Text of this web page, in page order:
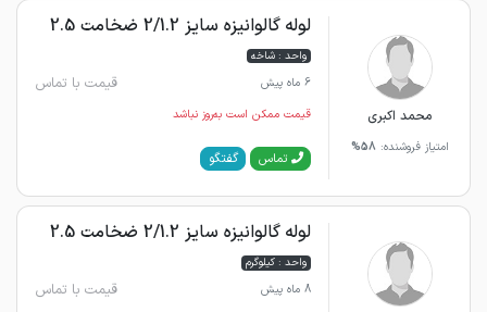
محمد اکبری
امتیاز فروشنده: 58%
لوله گالوانیزه سایز 2/1.2 ضخامت 2.5
واحد : شاخه
6 ماه پیش
قیمت با تماس
قیمت ممکن است به‌روز نباشد
تماس گفتگو
لوله گالوانیزه سایز 2/1.2 ضخامت 2.5
واحد : کیلوگرم
8 ماه پیش
قیمت با تماس